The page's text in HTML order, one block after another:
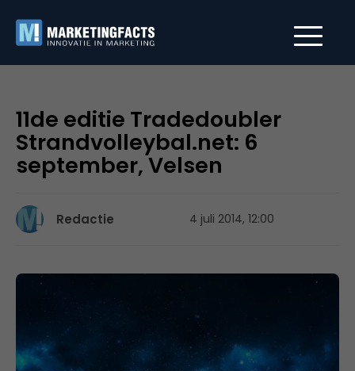
11de editie Tradedoubler
Strandvolleybal.net: 6
september, Velsen
Redactie 4 juli 2014, 12:00